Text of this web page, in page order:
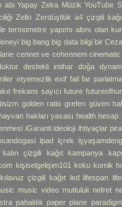
abi Yapay Zeka Müzik YouTube
Zello Zerdüştlük a4 çizgili
termometre yapımı altını olan
big bang big data bilgi bir
cennet ve cehennem cinematic
destekli intihar doğa
etyemezlik exif fail far parlatma
frekans sayıcı future
golden ratio grefen güven
hakları yasası health hesap
iGaranti ideoloji ihtiyaçlar
ipad içrek
kalın çizgili kağıt kampanya
kişiselgelişim101 koku komik
kılavuz çizgili kağıt led lifespan
music video mutluluk nefret
pahalılık paper plane